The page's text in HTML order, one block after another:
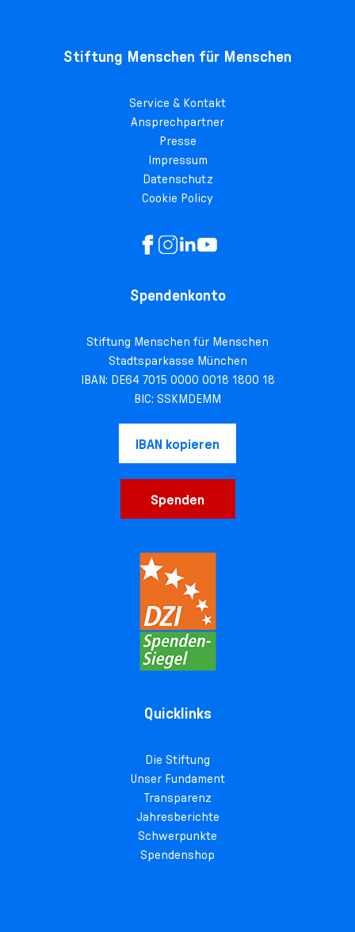
Stiftung Menschen für Menschen
Service & Kontakt
Ansprechpartner
Presse
Impressum
Datenschutz
Cookie Policy
Spendenkonto
Stiftung Menschen für Menschen
Stadtsparkasse München
IBAN: DE64 7015 0000 0018 1800 18
BIC: SSKMDEMM
IBAN kopieren
Spenden
Quicklinks
Die Stiftung
Unser Fundament
Transparenz
Jahresberichte
Schwerpunkte
Spendenshop